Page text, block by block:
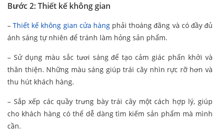
Bước 2: Thiết kế không gian
–Thiết kế không gian cửa hàngphải thoáng đãng và có đầy đủ
ánh sáng tự nhiên để tránh làm hỏng sản phẩm.
– Sử dụng màu sắc tươi sáng để tạo cảm giác phấn khởi và
thân thiện. Những màu sáng giúp trái cây nhìn rực rỡ hơn và
thu hút khách hàng.
– Sắp xếp các quầy trưng bày trái cây một cách hợp lý, giúp
cho khách hàng có thể dễ dàng tìm kiếm sản phẩm mà mình
cần.